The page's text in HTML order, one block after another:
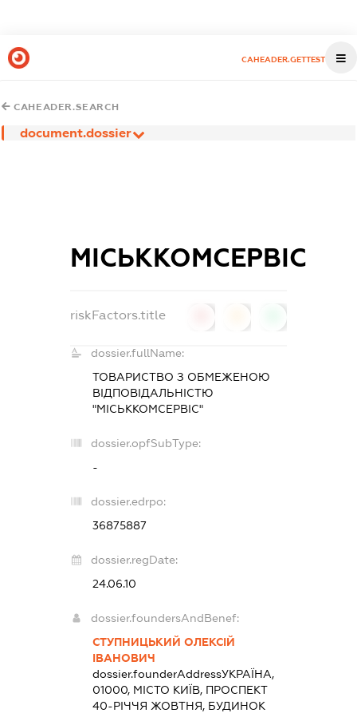
CAHEADER.GETTEST
CAHEADER.SEARCH
document.dossier
МІСЬККОМСЕРВІС
riskFactors.title
dossier.fullName:
ТОВАРИСТВО З ОБМЕЖЕНОЮ
ВІДПОВІДАЛЬНІСТЮ
"МІСЬККОМСЕРВІС"
dossier.opfSubType:
-
dossier.edrpo:
36875887
dossier.regDate:
24.06.10
dossier.foundersAndBenef:
СТУПНИЦЬКИЙ ОЛЕКСІЙ
ІВАНОВИЧ
dossier.founderAddressУКРАЇНА,
01000, МІСТО КИЇВ, ПРОСПЕКТ
40-РІЧЧЯ ЖОВТНЯ, БУДИНОК